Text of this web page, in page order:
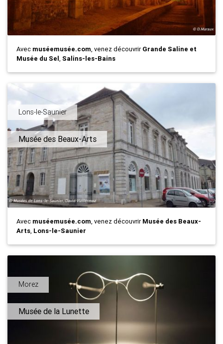
Avec muséemusée.com, venez découvrirGrande Saline et
Musée du Sel, Salins-les-Bains
Lons-le-Saunier
Musée des Beaux-Arts
Avec muséemusée.com, venez découvrirMusée des Beaux-
Arts, Lons-le-Saunier
Morez
Musée de la Lunette